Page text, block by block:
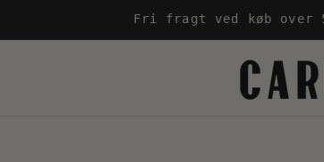
Fri fragt ved køb over